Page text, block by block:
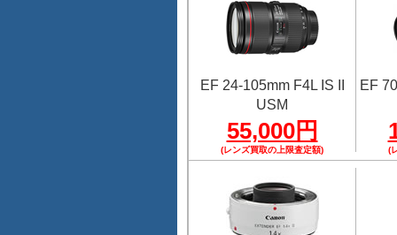
EF 24-105mm F4L IS II
USM
55,000円
(レンズ買取の上限査定額)
EF
(